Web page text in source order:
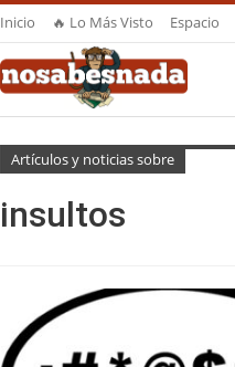
Inicio 🔥 Lo Más Visto Espacio
Artículos y noticias sobre
insultos